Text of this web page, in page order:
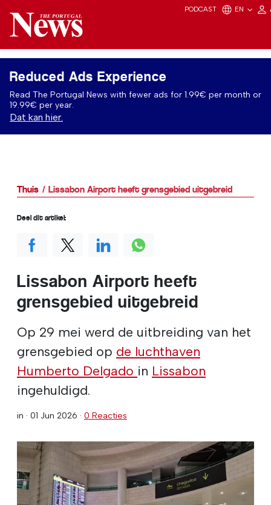
PODCAST EN
Reduced Ads Experience
Read The Portugal News with fewer ads for 1.99€ per month or
19.99€ per year.
Dat kan hier.
Thuis Lissabon Airport heeft grensgebied uitgebreid
Lissabon Airport heeft
grensgebied uitgebreid
Op 29 mei werd de uitbreiding van het
grensgebied op de luchthaven
Humberto Delgado in Lissabon
ingehuldigd.
in · 01 Jun 2026 · 0 Reacties
Deel dit artikel: